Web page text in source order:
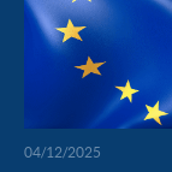
04/12/2025